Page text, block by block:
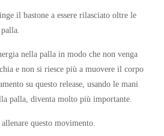
il bastone a essere rilasciato oltre le
nella palla in modo che non venga
e non si riesce più a muovere il corpo
su questo release, usando le mani
palla, diventa molto più importante.
questo movimento.